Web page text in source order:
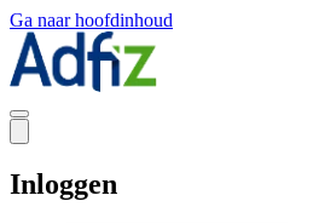
Ga naar hoofdinhoud
Inloggen